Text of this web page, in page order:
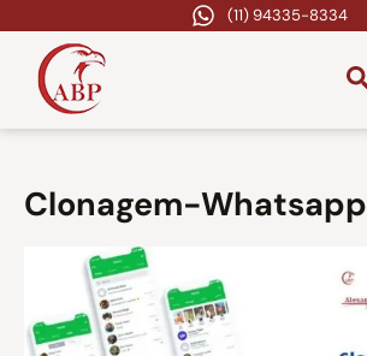
(11) 94335-8334
Clonagem-Whatsapp